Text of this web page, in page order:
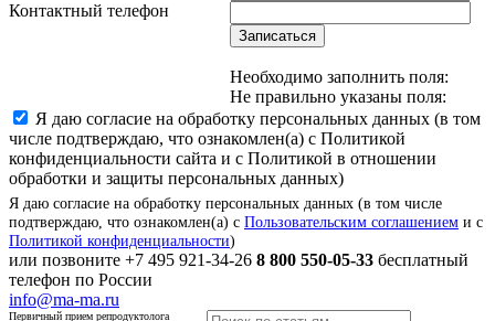
Контактный телефон
Записаться
Необходимо заполнить поля:
Не правильно указаны поля:
Я даю согласие на обработку персональных данных (в том
числе подтверждаю, что ознакомлен(а) с Политикой
конфиденциальности сайта и с Политикой в отношении
обработки и защиты персональных данных)
Я даю согласие на обработку персональных данных (в том числе
подтверждаю, что ознакомлен(а) с Пользовательским соглашением и с
Политикой конфиденциальности)
или позвоните +7 495 921-34-26 8 800 550-05-33 бесплатный
телефон по России
info@ma-ma.ru
Первичный прием репродуктолога